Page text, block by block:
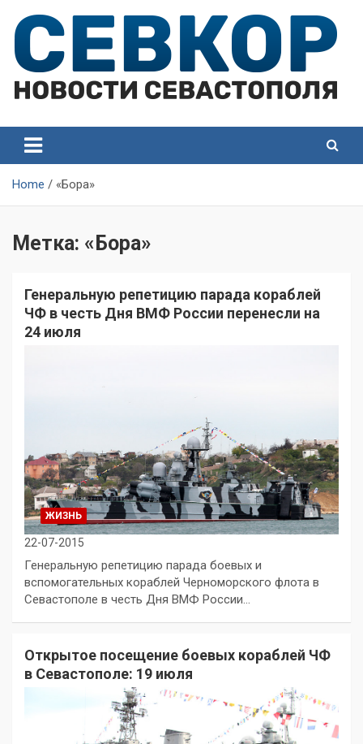
content
Севастополя
Севастополя
Home «Бора»
Метка: «Бора»
Генеральную репетицию парада кораблей
ЧФ в честь Дня ВМФ России перенесли на
24 июля
ЖИЗНЬ
22-07-2015
Генеральную репетицию парада боевых и
вспомогательных кораблей Черноморского флота в
Севастополе в честь Дня ВМФ России…
Открытое посещение боевых кораблей ЧФ
в Севастополе: 19 июля